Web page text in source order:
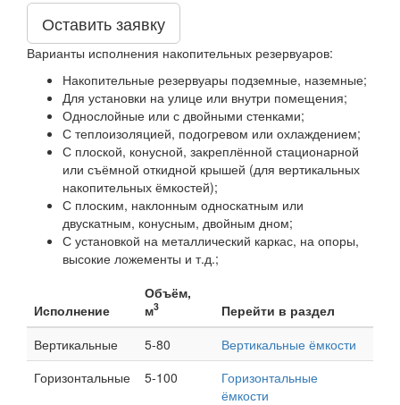
Оставить заявку
Варианты исполнения накопительных резервуаров:
Накопительные резервуары подземные, наземные;
Для установки на улице или внутри помещения;
Однослойные или с двойными стенками;
С теплоизоляцией, подогревом или охлаждением;
С плоской, конусной, закреплённой стационарной
или съёмной откидной крышей (для вертикальных
накопительных ёмкостей);
С плоским, наклонным односкатным или
двускатным, конусным, двойным дном;
С установкой на металлический каркас, на опоры,
высокие ложементы и т.д.;
Исполнение
Объём,
м3
Перейти в раздел
Вертикальные
5-80
Вертикальные ёмкости
Горизонтальные
5-100
Горизонтальные
ёмкости